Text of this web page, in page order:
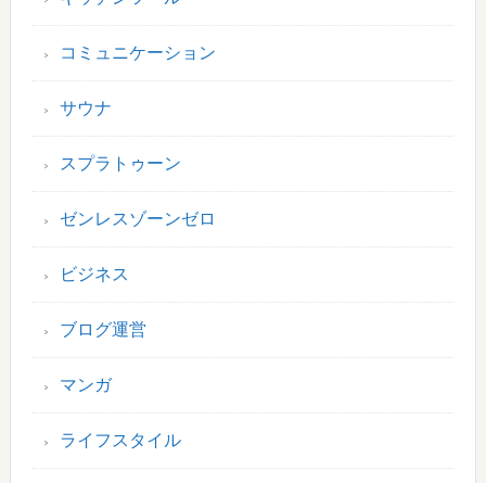
コミュニケーション
サウナ
スプラトゥーン
ゼンレスゾーンゼロ
ビジネス
ブログ運営
マンガ
ライフスタイル